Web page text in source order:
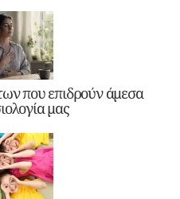
που επιδρούν άμεσα
μας